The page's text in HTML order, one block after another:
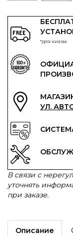
*ДЛЯ КИЕВА
УЛ.
В связи с
уточнять
при заказе.
Описание